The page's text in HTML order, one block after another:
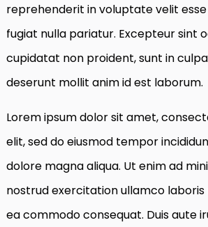
reprehenderit in voluptate velit
fugiat nulla pariatur. Excepteur sint
cupidatat non proident, sunt in
deserunt mollit anim id est laborum.
Lorem ipsum dolor sit amet,
elit, sed do eiusmod tempor
dolore magna aliqua. Ut enim ad
nostrud exercitation ullamco laboris
ea commodo consequat. Duis aute